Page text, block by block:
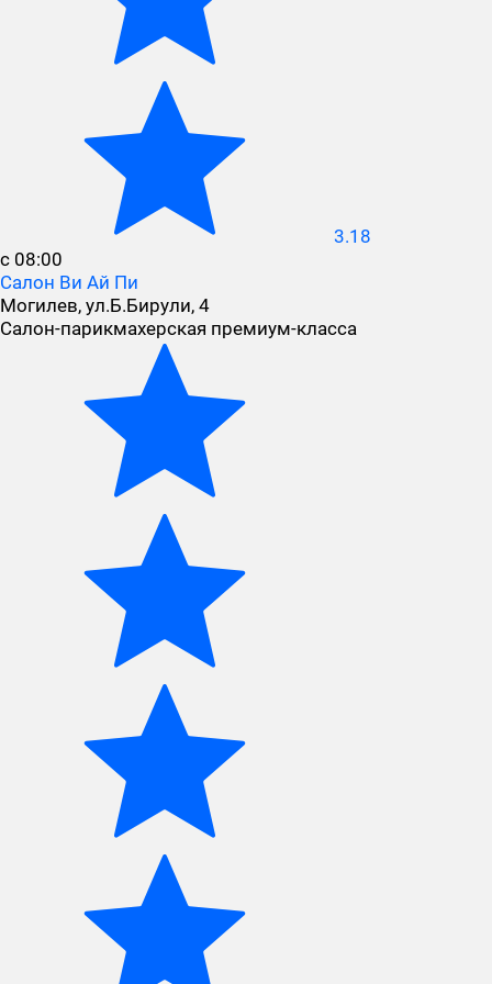
3.18
с 08:00
Салон Ви Ай Пи
Могилев, ул.Б.Бирули, 4
Cалон-парикмахерская премиум-класса